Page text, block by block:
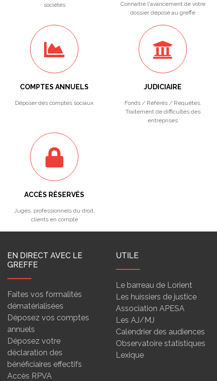
sociétés
Connaitre l'avancement de votre
dossier déposé au greffe
COMPTES ANNUELS
Déposer des comptes sociaux
JUDICIAIRE
Fonds / Référés / Requêtes.
Traitement de difficultés des
entreprises
ACCÈS RÉSERVÉS
Juges, professionnels du droit,
clients en compte
EN DIRECT AVEC LE
GREFFE
Faites vos formalités
dématérialisées
Déposez vos comptes
annuels
Déposez votre
déclaration des
bénéficiaires effectifs
Accès RPVA
UTILE
Le barreau de Lorient
Les huissiers de justice
Association APESA
Les AJ/MJ
Calendrier des audiences
Observatoire statistiques
Lexique